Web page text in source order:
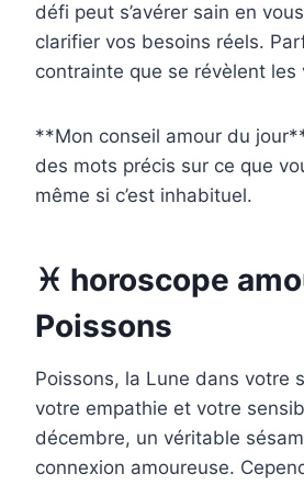
défi peut s’avérer sain en
clarifier vos besoins réels.
contrainte que se révèlent
**Mon conseil amour du
des mots précis sur ce que
même si c’est inhabituel.
♓ horoscope
Poissons
Poissons, la Lune dans votre
votre empathie et votre
décembre, un véritable
connexion amoureuse.